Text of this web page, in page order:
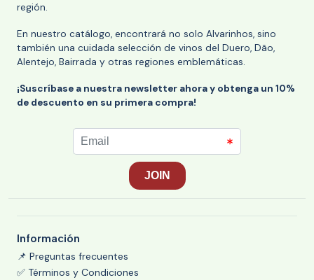
región.
En nuestro catálogo, encontrará no solo Alvarinhos, sino
también una cuidada selección de vinos del Duero, Dão,
Alentejo, Bairrada y otras regiones emblemáticas.
¡Suscríbase a nuestra newsletter ahora y obtenga un 10%
de descuento en su primera compra!
Información
📌 Preguntas frecuentes
✅ Términos y Condiciones